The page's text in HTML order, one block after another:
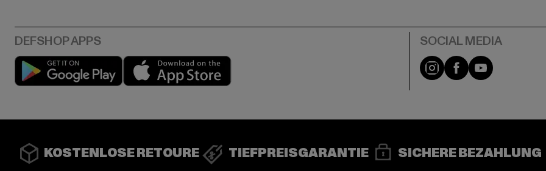
Play market Instagram
FacebookYouTube
KOSTENLOSE RETOURE TIEFPREISGARANTIE SICHERE BEZAHLUNG